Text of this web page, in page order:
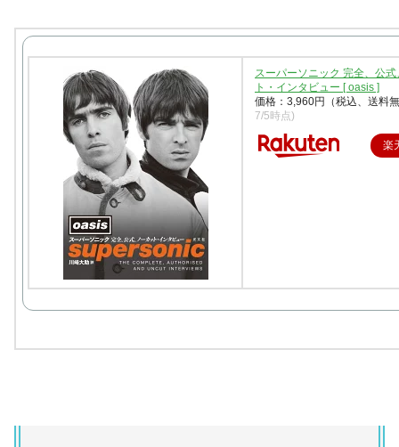
スーパーソニック 完全、公
ト・インタビュー [ oasis ]
価格：3,960円（税込、送料
7/5時点)
楽